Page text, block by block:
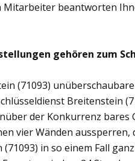
beantworten
gehören zum
(71093)
Breitenstein
der Konkurrenz bares
vier Wänden
in so einem Fall